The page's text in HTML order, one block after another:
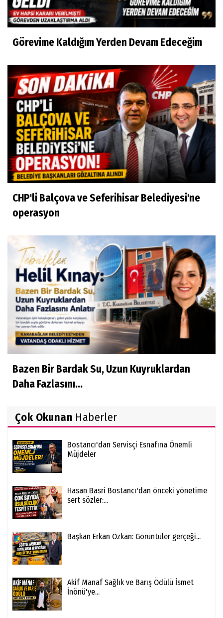
Görevime Kaldığım Yerden Devam Edeceğim
CHP'li Balçova ve Seferihisar Belediyesi'ne
operasyon
Bazen Bir Bardak Su, Uzun Kuyruklardan
Daha Fazlasını...
Çok Okunan Haberler
Bostancı'dan Servisçi Esnafına Önemli
Müjdeler
Hasan Basri Bostancı'dan önceki yönetime
sert sözler:...
Başkan Erkan Özkan: Görüntüler gerçeği...
Akif Manaf Sağlık ve Barış Ödülü İsmet
İnönü'ye...